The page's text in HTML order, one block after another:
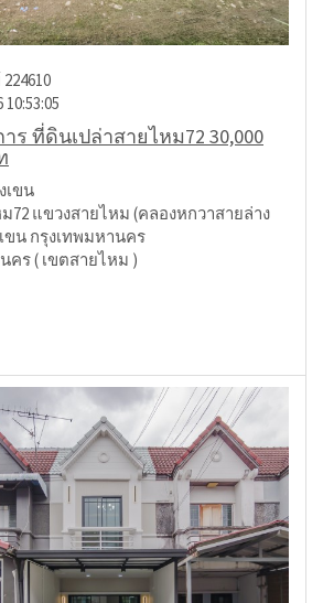
ร ที่ดินเปล่าสายไหม72 30,000
เขน
72 แขวงสายไหม (คลองหกวาสายล่าง
ขน กรุงเทพมหานคร
คร ( เขตสายไหม )